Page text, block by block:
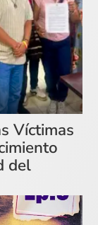
Víctimas
del